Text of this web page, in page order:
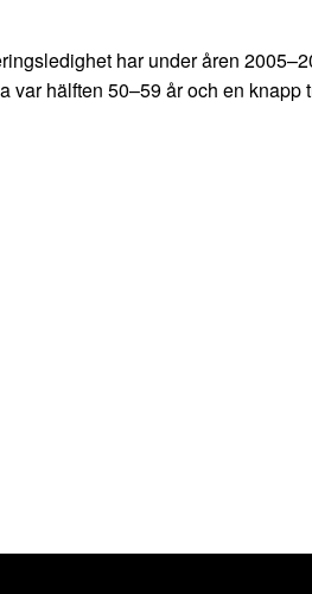
har under åren
hälften 50–59 år och en